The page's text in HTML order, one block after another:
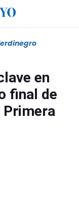
en
final de
Primera